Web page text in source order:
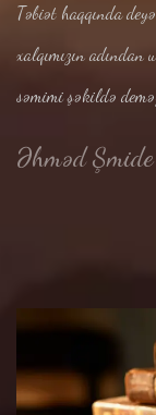
Təbiət haqqında
xalqımızın
səmimi şəkildə
Əhməd Şmide